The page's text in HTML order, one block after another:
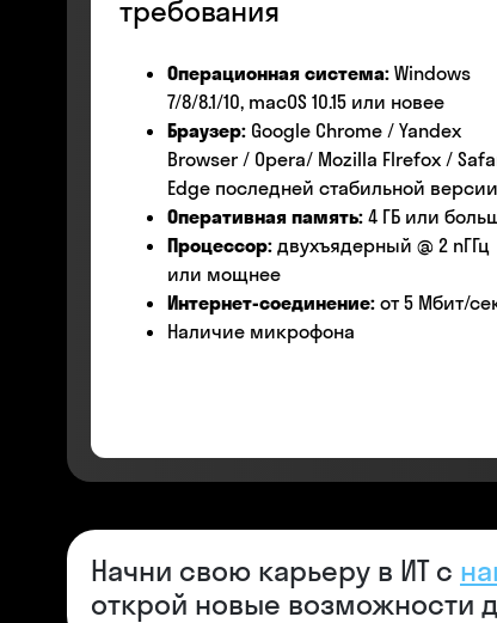
требования
Операционная система: Windows
7/8/8.1/10, macOS 10.15 или новее
Браузер: Google Chrome / Yandex
Browser / Opera/ Mozilla FIrefox /
Edge последней стабильной версии
Оперативная память: 4 ГБ или
Процессор: двухъядерный @ 2 nГГц
или мощнее
Интернет-соединение: от 5 Мбит/
Наличие микрофона
Начни свою карьеру в ИТ с
открой новые возможности